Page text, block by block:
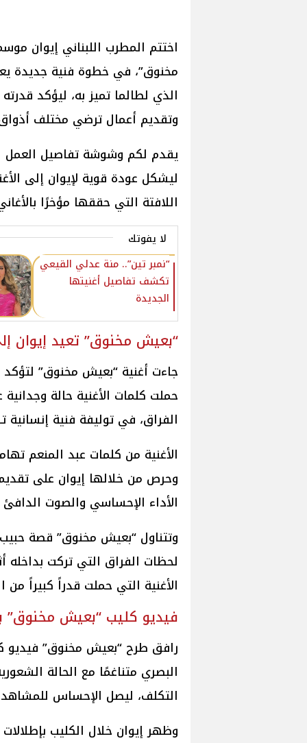
مخنوق”، في خطوة فنية جديدة
الذي لطالما تميز به، ليؤكد
وتقديم أعمال ترضي مختلف
يقدم لكم وشوشة تفاصيل العمل
ليشكل عودة قوية لإيوان إلى
اللافتة التي حققها مؤخرًا
لا يفوتك
“نمبر تين”.. منة عدلي القيعي
تكشف تفاصيل أغنيتها
الجديدة
“بعيش مخنوق” تعيد إيوان
جاءت أغنية “بعيش مخنوق”
حملت كلمات الأغنية حالة
الفراق، في توليفة فنية
الأغنية من كلمات عبد المنعم
وحرص من خلالها إيوان على
الأداء الإحساسي والصوت
وتتناول “بعيش مخنوق” قصة حبيب
لحظات الفراق التي تركت
الأغنية التي حملت قدراً كبيراً
فيديو كليب “بعيش مخنوق”
رافق طرح “بعيش مخنوق” فيديو
البصري متناغمًا مع الحالة
التكلف، ليصل الإحساس
وظهر إيوان خلال الكليب